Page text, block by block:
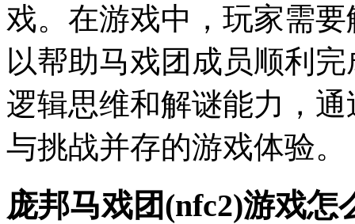
戏。在游戏中，玩家需
以帮助马戏团成员顺利
逻辑思维和解谜能力，
与挑战并存的游戏体验。
庞邦马戏团(nfc2)游戏怎